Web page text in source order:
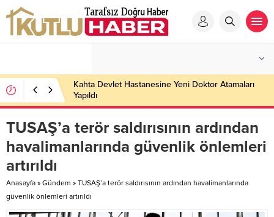
Kahta Devlet Hastanesine Yeni Doktor Atamaları
Yapıldı
TUSAŞ’a terör saldırısının ardından
havalimanlarında güvenlik önlemleri
artırıldı
Anasayfa » Gündem » TUSAŞ’a terör saldırısının ardından havalimanlarında
güvenlik önlemleri artırıldı